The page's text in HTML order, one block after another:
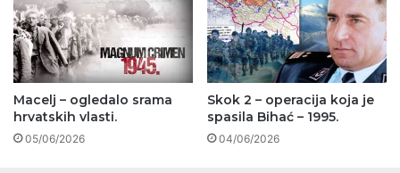
Macelj – ogledalo srama
hrvatskih vlasti.
05/06/2026
Skok 2 – operacija koja je
spasila Bihać – 1995.
04/06/2026